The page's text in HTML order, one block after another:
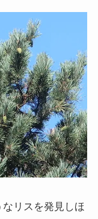
リスを発見しほ